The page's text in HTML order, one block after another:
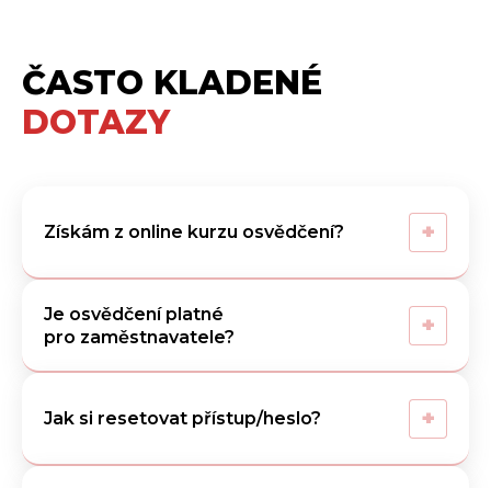
ČASTO KLADENÉ
DOTAZY
Získám z online kurzu osvědčení? +
Je osvědčení platné
pro zaměstnavatele?
+
Jak si resetovat přístup/heslo? +